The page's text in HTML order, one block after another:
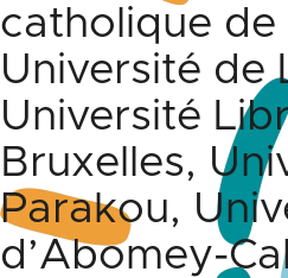
catholique de
Université de
Université
Bruxelles,
Parakou,
d’Abomey-